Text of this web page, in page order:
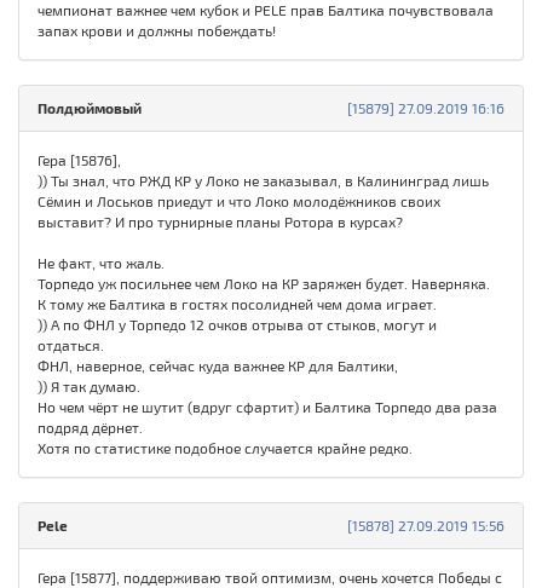
чемпионат важнее чем кубок и PELE прав Балтика почувствовала
запах крови и должны побеждать!
[15879] 27.09.2019 16:16
Полдюймовый
Гера [15876],
)) Ты знал, что РЖД КР у Локо не заказывал, в Калининград лишь
Сёмин и Лоськов приедут и что Локо молодёжников своих
выставит? И про турнирные планы Ротора в курсах?
Не факт, что жаль.
Торпедо уж посильнее чем Локо на КР заряжен будет. Наверняка.
К тому же Балтика в гостях посолидней чем дома играет.
)) А по ФНЛ у Торпедо 12 очков отрыва от стыков, могут и
отдаться.
ФНЛ, наверное, сейчас куда важнее КР для Балтики,
)) Я так думаю.
Но чем чёрт не шутит (вдруг сфартит) и Балтика Торпедо два раза
подряд дёрнет.
Хотя по статистике подобное случается крайне редко.
[15878] 27.09.2019 15:56
Pele
Гера [15877], поддерживаю твой оптимизм, очень хочется Победы с